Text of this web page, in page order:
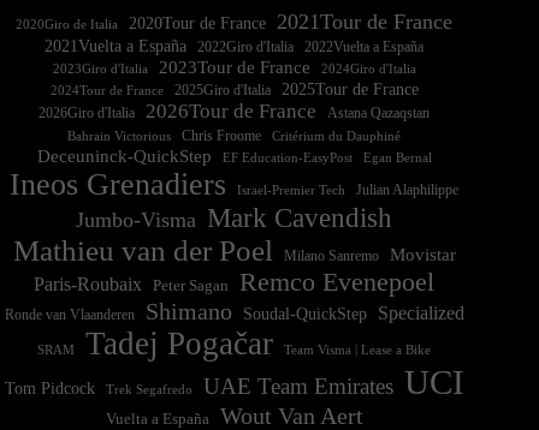
2020Giro de Italia 2020Tour de France 2021Tour de France
2021Vuelta a España 2022Vuelta a España
2023Giro d'Italia 2023Tour de France
2024Tour de France
2025Giro d'Italia 2025Tour de France
2026Giro d'Italia 2026Tour de France Astana Qazaqstan
Bahrain Victorious Chris Froome Critérium du Dauphiné
Deceuninck-QuickStep EF Education-EasyPost Egan Bernal
Ineos Grenadiers Israel-Premier Tech Julian Alaphilippe
Jumbo-Visma Mark Cavendish
Mathieu van der Poel Milano Sanremo
Movistar
Paris-Roubaix
Peter Sagan Remco Evenepoel
Ronde van Vlaanderen Shimano Soudal-QuickStep Specialized
SRAM Tadej Pogačar Team Visma | Lease a Bike
Tom Pidcock Trek Segafredo UAE Team Emirates UCI
Vuelta a España Wout Van Aert